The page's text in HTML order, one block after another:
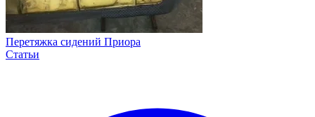
Перетяжка сидений Приора
Статьи